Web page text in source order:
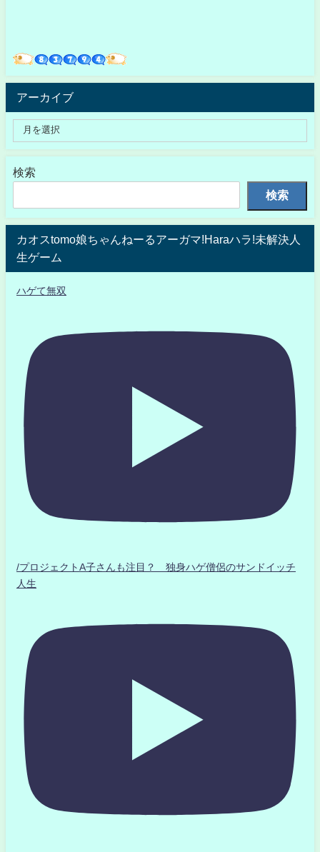
アーカイブ
検索
検索
カオスtomo娘ちゃんねーるアーガマ!Haraハラ!未解決人
生ゲーム
ハゲて無双
/プロジェクトA子さんも注目？ 独身ハゲ僧侶のサンドイッチ
人生